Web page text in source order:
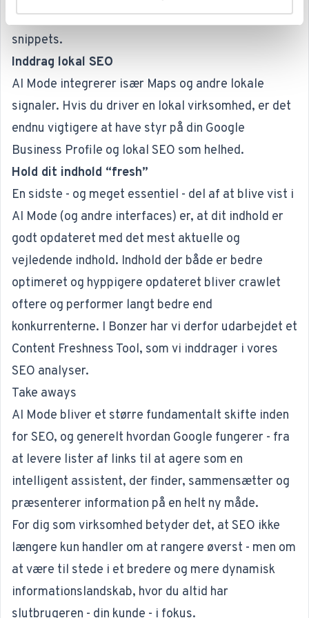
udvalgte afsnit giver mening som stand-alone
snippets.
Inddrag lokal SEO
AI Mode integrerer især Maps og andre lokale
signaler. Hvis du driver en lokal virksomhed, er det
endnu vigtigere at have styr på din Google
Business Profile og lokal SEO som helhed.
Hold dit indhold “fresh”
En sidste - og meget essentiel - del af at blive vist i
AI Mode (og andre interfaces) er, at dit indhold er
godt opdateret med det mest aktuelle og
vejledende indhold. Indhold der både er bedre
optimeret og hyppigere opdateret bliver crawlet
oftere og performer langt bedre end
konkurrenterne. I Bonzer har vi derfor udarbejdet et
Content Freshness Tool, som vi inddrager i vores
SEO analyser.
Take aways
AI Mode bliver et større fundamentalt skifte inden
for SEO, og generelt hvordan Google fungerer - fra
at levere lister af links til at agere som en
intelligent assistent, der finder, sammensætter og
præsenterer information på en helt ny måde.
For dig som virksomhed betyder det, at SEO ikke
længere kun handler om at rangere øverst - men om
at være til stede i et bredere og mere dynamisk
informationslandskab, hvor du altid har
slutbrugeren - din kunde - i fokus.